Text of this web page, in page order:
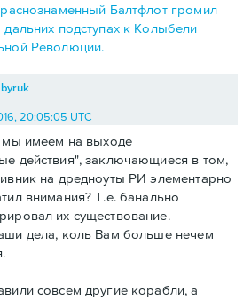
Балтфлот громил
дальних подступах к Колыбели
Революции.
byruk
20:05:05 UTC
мы имеем на выходе
действия", заключающиеся в том,
на дредноуты РИ элементарно
внимания? Т.е. банально
их существование.
дела, коль Вам больше нечем
совсем другие корабли, а